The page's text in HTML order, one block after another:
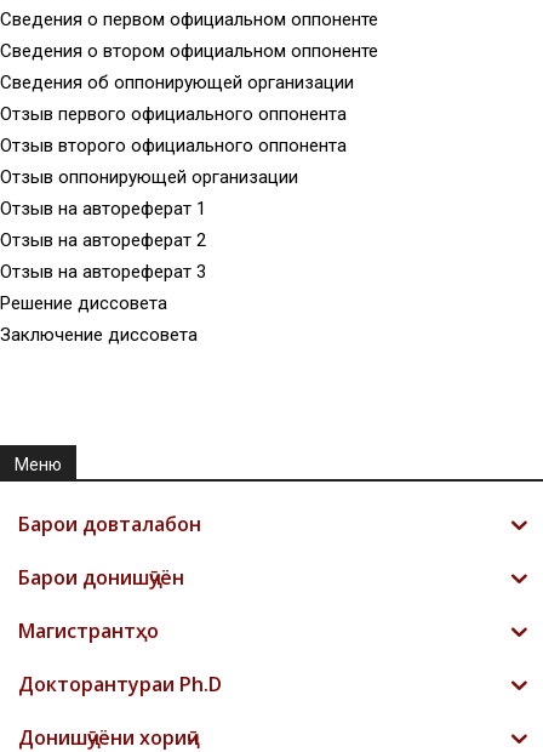
Сведения о первом официальном оппоненте
Сведения о втором официальном оппоненте
Сведения об оппонирующей организации
Отзыв первого официального оппонента
Отзыв второго официального оппонента
Отзыв оппонирующей организации
Отзыв на автореферат 1
Отзыв на автореферат 2
Отзыв на автореферат 3
Решение диссовета
Заключение диссовета
Меню
Барои довталабон
Барои донишҷӯён
Магистрантҳо
Докторантураи Ph.D
Донишҷӯёни хориҷӣ